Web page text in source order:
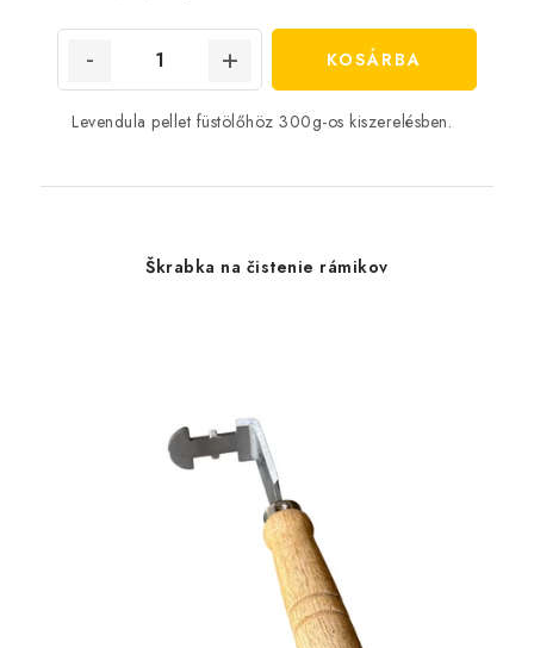
KOSÁRBA
Levendula pellet füstölőhöz 300g-os kiszerelésben.
Škrabka na čistenie rámikov